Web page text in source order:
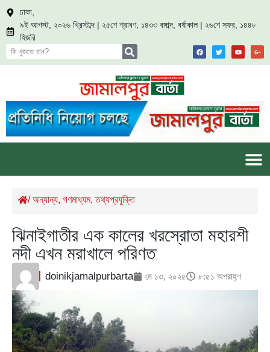
ঢাকা,
৯ই আগস্ট, ২০২৬ খ্রিস্টাব্দ | ২৫শে শ্রাবণ, ১৪৩৩ বঙ্গাব্দ, বর্ষাকাল | ২৬শে সফর, ১৪৪৮
হিজরি
/অন্যান্য, গণমাধ্যম,তথ্যপ্রযুক্তি
ঝিনাইগাতীর এক কালের খরস্রোতা মহারশী
নদী এখন মরাখালে পরিণত
doinikjamalpurbarta মে ১৩, ২০২৫ ৮:৫১ অপরাহ্ণ